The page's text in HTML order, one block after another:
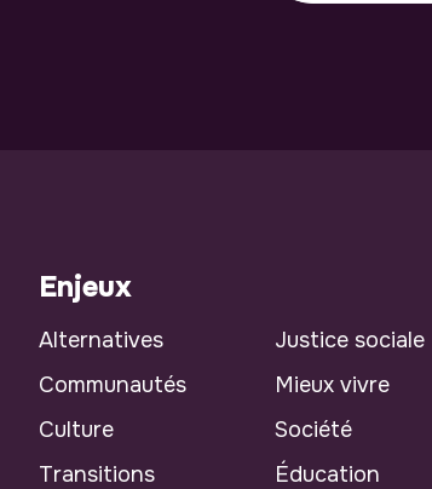
Enjeux
Alternatives
Communautés
Culture
Transitions
Justice sociale
Mieux vivre
Société
Éducation